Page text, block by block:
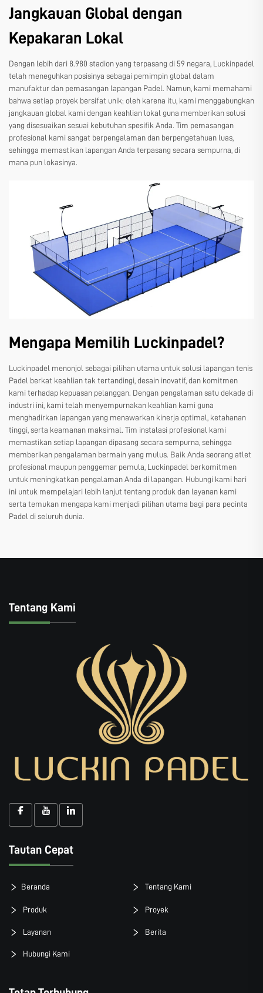
Jangkauan Global dengan
Kepakaran Lokal
Dengan lebih dari 8.980 stadion yang terpasang di 59 negara, Luckinpadel
telah meneguhkan posisinya sebagai pemimpin global dalam
manufaktur dan pemasangan lapangan Padel. Namun, kami memahami
bahwa setiap proyek bersifat unik; oleh karena itu, kami menggabungkan
jangkauan global kami dengan keahlian lokal guna memberikan solusi
yang disesuaikan sesuai kebutuhan spesifik Anda. Tim pemasangan
profesional kami sangat berpengalaman dan berpengetahuan luas,
sehingga memastikan lapangan Anda terpasang secara sempurna, di
mana pun lokasinya.
Mengapa Memilih Luckinpadel?
Luckinpadel menonjol sebagai pilihan utama untuk solusi lapangan tenis
Padel berkat keahlian tak tertandingi, desain inovatif, dan komitmen
kami terhadap kepuasan pelanggan. Dengan pengalaman satu dekade di
industri ini, kami telah menyempurnakan keahlian kami guna
menghadirkan lapangan yang menawarkan kinerja optimal, ketahanan
tinggi, serta keamanan maksimal. Tim instalasi profesional kami
memastikan setiap lapangan dipasang secara sempurna, sehingga
memberikan pengalaman bermain yang mulus. Baik Anda seorang atlet
profesional maupun penggemar pemula, Luckinpadel berkomitmen
untuk meningkatkan pengalaman Anda di lapangan. Hubungi kami hari
ini untuk mempelajari lebih lanjut tentang produk dan layanan kami
serta temukan mengapa kami menjadi pilihan utama bagi para pecinta
Padel di seluruh dunia.
Tentang Kami
Tautan Cepat
Beranda Tentang Kami
Produk Proyek
Layanan Berita
Hubungi Kami